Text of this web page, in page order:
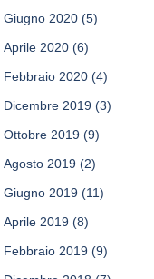
Giugno 2020 (5)
Aprile 2020 (6)
Febbraio 2020 (4)
Dicembre 2019 (3)
Ottobre 2019 (9)
Agosto 2019 (2)
Giugno 2019 (11)
Aprile 2019 (8)
Febbraio 2019 (9)